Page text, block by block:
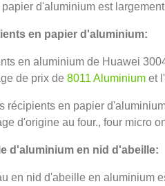
d'aluminium est
en papier d'aluminium:
en aluminium de Huawei
de prix de 8011 Aluminium et
récipients en papier
d'origine au four., four micro
d'aluminium en nid d'abeille:
en nid d'abeille en aluminium